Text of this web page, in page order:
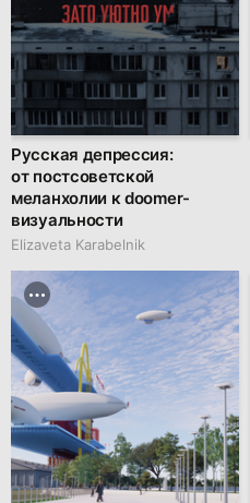
Русская депрессия:
от постсоветской
меланхолии к doomer-
визуальности
Elizaveta Karabelnik